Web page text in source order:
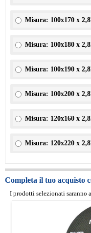
Misura: 100x170 x
Misura: 100x180 x
Misura: 100x190 x
Misura: 100x200 x
Misura: 120x160 x
Misura: 120x220 x
Completa il tuo acquisto
I prodotti selezionati saranno